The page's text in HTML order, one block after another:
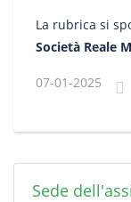
La rubrica si
Società Reale
07-01-2025
Sede